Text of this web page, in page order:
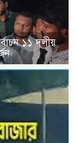
১১ দলীয়